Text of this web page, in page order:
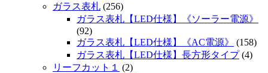
ガラス表札 (256)
ガラス表札【LED仕様】《ソーラー電源》
(92)
ガラス表札【LED仕様】《AC電源》
(158)
ガラス表札【LED仕様】長方形タイプ(4)
リーフカット１
(2)